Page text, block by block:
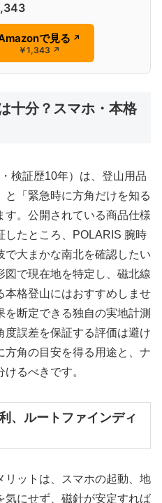
で見る ↗
￥1,343 ↗
十分？スマホ・本格
検証歴10年）は、登山用品
と「緊急時に方角だけを知る
。公開されている商品仕様
したところ、POLARIS 腕時
大まかな南北を確認したい
図で現在地を特定し、磁北線
本格登山にはおすすめしませ
断定できる独自の実地計測
度誤差を保証する評価は避け
方角の目安を得る用途と、ナ
るべきです。
、ルートファインディ
リットは、スマホの起動、地
気にせず、磁針が安定すれば